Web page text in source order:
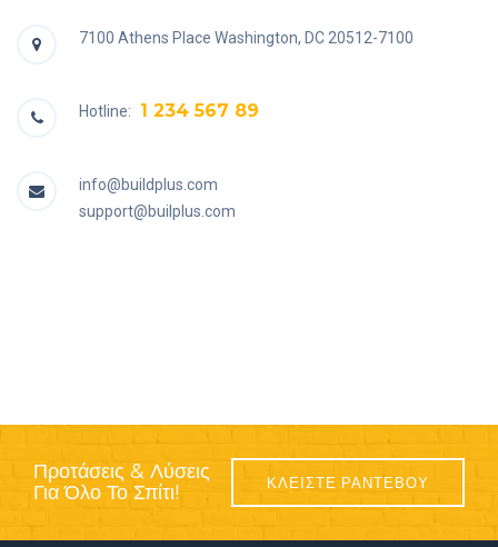
7100 Athens Place Washington, DC 20512-7100
Hotline: 1 234 567 89
info@buildplus.com
support@builplus.com
Προτάσεις & Λύσεις
Για Όλο Το Σπίτι!
ΚΛΕΙΣΤΕ ΡΑΝΤΕΒΟΥ